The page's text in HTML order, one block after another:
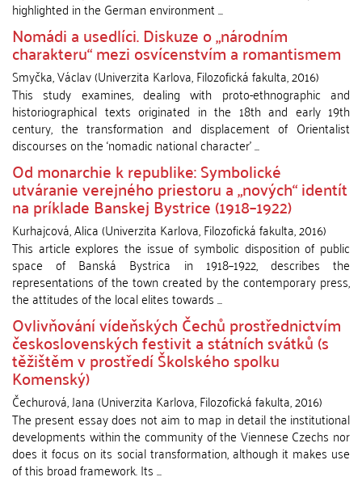
highlighted in the German environment ...
Nomádi a usedlíci. Diskuze o „národním
charakteru“ mezi osvícenstvím a romantismem
Smyčka, Václav(Univerzita Karlova, Filozofická fakulta,2016)
This study examines, dealing with proto-ethnographic and
historiographical texts originated in the 18th and early 19th
century, the transformation and displacement of Orientalist
discourses on the ‘nomadic national character’ ...
Od monarchie k republike: Symbolické
utváranie verejného priestoru a „nových“ identít
na príklade Banskej Bystrice (1918–1922)
Kurhajcová, Alica(Univerzita Karlova, Filozofická fakulta,2016)
This article explores the issue of symbolic disposition of public
space of Banská Bystrica in 1918–1922, describes the
representations of the town created by the contemporary press,
the attitudes of the local elites towards ...
Ovlivňování vídeňských Čechů prostřednictvím
československých festivit a státních svátků (s
těžištěm v prostředí Školského spolku
Komenský)
Čechurová, Jana(Univerzita Karlova, Filozofická fakulta,2016)
The present essay does not aim to map in detail the institutional
developments within the community of the Viennese Czechs nor
does it focus on its social transformation, although it makes use
of this broad framework. Its ...